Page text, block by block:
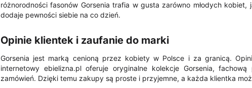
różnorodności fasonów Gorsenia trafia w gusta zarówno młodych
dodaje pewności siebie na co dzień.
Opinie klientek i zaufanie do marki
Gorsenia jest marką cenioną przez kobiety w Polsce i za granicą.
internetowy ebielizna.pl oferuje oryginalne kolekcje Gorsenia,
zamówień. Dzięki temu zakupy są proste i przyjemne, a każda klientka